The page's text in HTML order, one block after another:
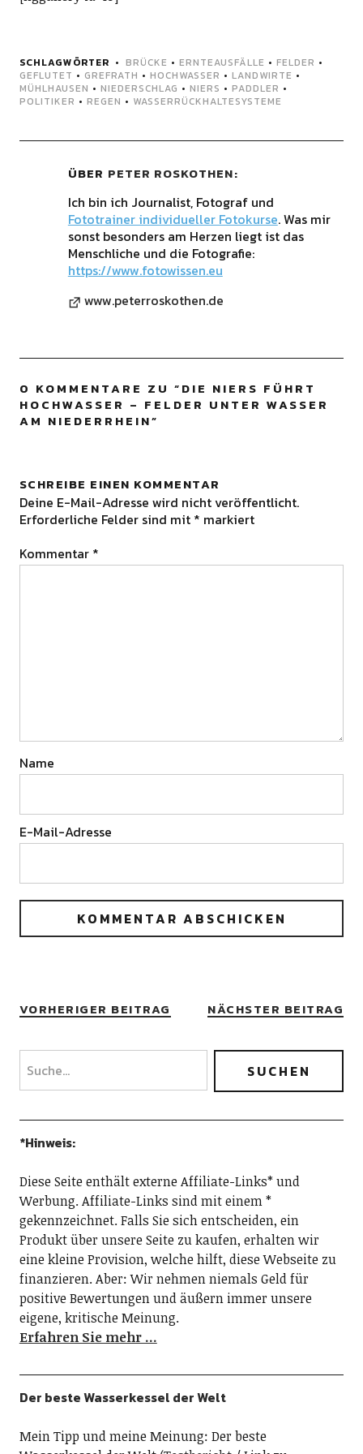
SCHLAGWÖRTER BRÜCKE • ERNTEAUSFÄLLE • FELDER •
GEFLUTET • GREFRATH • HOCHWASSER • LANDWIRTE •
MÜHLHAUSEN • NIEDERSCHLAG • NIERS • PADDLER •
POLITIKER • REGEN • WASSERRÜCKHALTESYSTEME
ÜBER PETER ROSKOTHEN
Ich bin ich Journalist, Fotograf und
Fototrainer individueller Fotokurse. Was mir
sonst besonders am Herzen liegt ist das
Menschliche und die Fotografie:
https://www.fotowissen.eu
www.peterroskothen.de
0 KOMMENTARE ZU “DIE NIERS FÜHRT
HOCHWASSER – FELDER UNTER WASSER
AM NIEDERRHEIN”
SCHREIBE EINEN KOMMENTAR
Deine E-Mail-Adresse wird nicht veröffentlicht.
Erforderliche Felder sind mit * markiert
Kommentar *
Name
E-Mail-Adresse
VORHERIGER BEITRAG NÄCHSTER BEITRAG
*Hinweis:
Diese Seite enthält externe Affiliate-Links* und
Werbung. Affiliate-Links sind mit einem *
gekennzeichnet. Falls Sie sich entscheiden, ein
Produkt über unsere Seite zu kaufen, erhalten wir
eine kleine Provision, welche hilft, diese Webseite zu
finanzieren. Aber: Wir nehmen niemals Geld für
positive Bewertungen und äußern immer unsere
eigene, kritische Meinung.
Erfahren Sie mehr …
Der beste Wasserkessel der Welt
Mein Tipp und meine Meinung: Der beste